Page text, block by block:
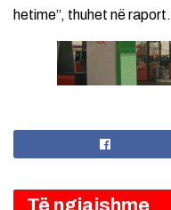
hetime”, thuhet në raport.